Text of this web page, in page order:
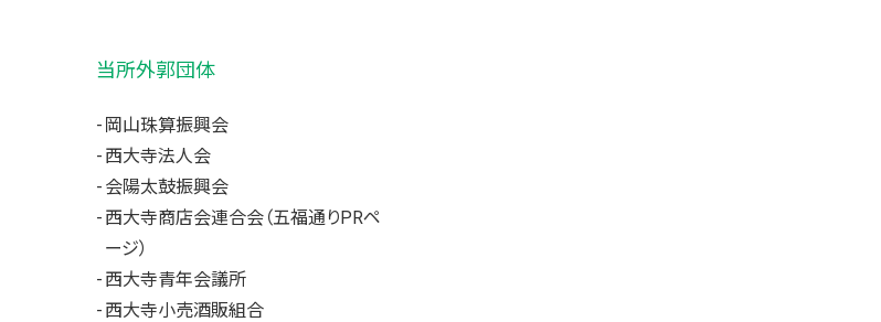
当所外郭団体
岡山珠算振興会
西大寺法人会
会陽太鼓振興会
西大寺商店会連合会（五福通りPRペ
ージ）
西大寺青年会議所
西大寺小売酒販組合